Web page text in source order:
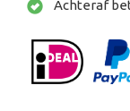
Achteraf